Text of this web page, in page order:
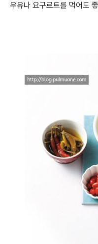
우유나 요구르트를 먹어도